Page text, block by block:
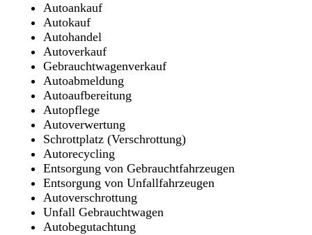
Autoankauf
Autokauf
Autohandel
Autoverkauf
Gebrauchtwagenverkauf
Autoabmeldung
Autoaufbereitung
Autopflege
Autoverwertung
Schrottplatz (Verschrottung)
Autorecycling
Entsorgung von Gebrauchtfahrzeugen
Entsorgung von Unfallfahrzeugen
Autoverschrottung
Unfall Gebrauchtwagen
Autobegutachtung